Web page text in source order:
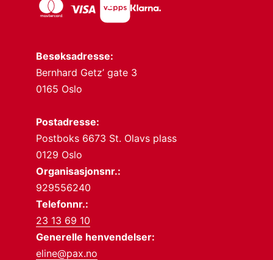
Besøksadresse:
Bernhard Getz’ gate 3
0165 Oslo
Postadresse:
Postboks 6673 St. Olavs plass
0129 Oslo
Organisasjonsnr.:
929556240
Telefonnr.:
23 13 69 10
Generelle henvendelser:
eline@pax.no